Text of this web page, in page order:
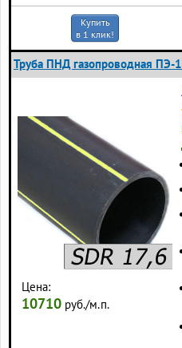
Купить
в 1 клик!
Труба ПНД газопроводная
Цена:
10710 руб./м.п.